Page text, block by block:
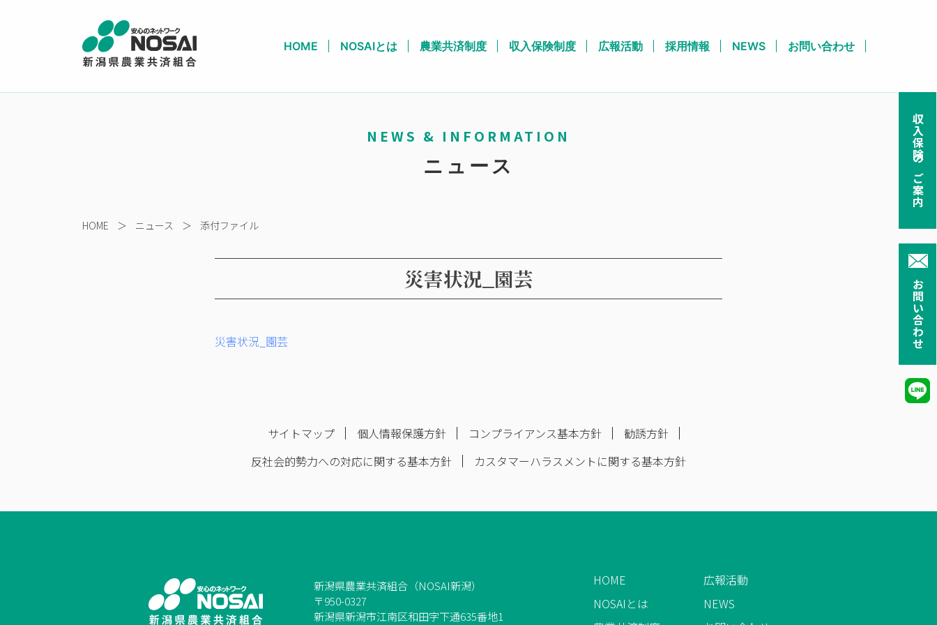
収入保険のご案内
お問い合わせ
HOME NOSAIとは 農業共済制度 収入保険制度 広報活動 採用情報 NEWS お問い合わせ
NEWS & INFORMATION
ニュース
HOME ＞ ニュース ＞ 添付ファイル
災害状況_園芸
災害状況_園芸
サイトマップ 個人情報保護方針 コンプライアンス基本方針
勧誘方針
反社会的勢力への対応に関する基本方針
カスタマーハラスメントに関する基本方針
新潟県農業共済組合（NOSAI新潟）
〒950-0327
新潟県新潟市江南区和田字下通635番地1
HOME
NOSAIとは
広報活動
NEWS